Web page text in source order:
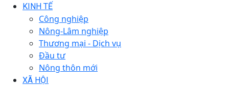
KINH TẾ
Công nghiệp
Nông-Lâm nghiệp
Thương mại - Dịch vụ
Đầu tư
Nông thôn mới
XÃ HỘI